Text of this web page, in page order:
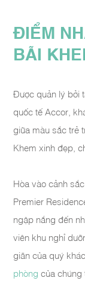
ĐIỂM
BÃI
Được quản lý bởi
quốc tế Accor,
giữa màu sắc trẻ
Khem xinh đẹp,
Hòa vào cảnh
Premier
ngập nắng đến
viên khu nghỉ
giãn của quý
phòng của chúng